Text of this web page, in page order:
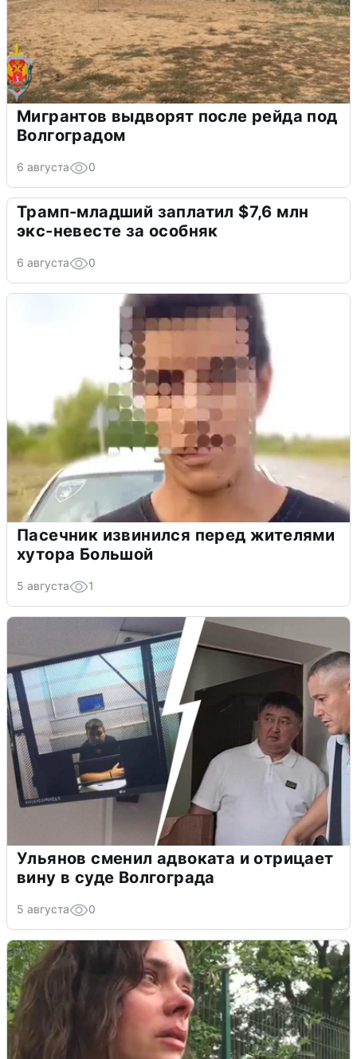
Мигрантов выдворят после рейда под
Волгоградом
6 августа 0
Трамп-младший заплатил $7,6 млн
экс-невесте за особняк
6 августа 0
Пасечник извинился перед жителями
хутора Большой
5 августа 1
Ульянов сменил адвоката и отрицает
вину в суде Волгограда
5 августа 0